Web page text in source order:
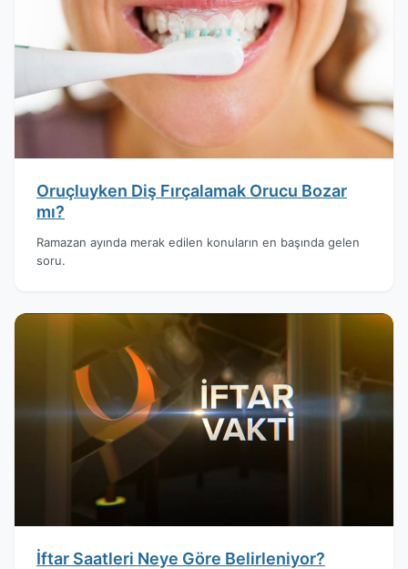
Oruçluyken Diş Fırçalamak Orucu Bozar
mı?
Ramazan ayında merak edilen konuların en başında gelen
soru.
İftar Saatleri Neye Göre Belirleniyor?